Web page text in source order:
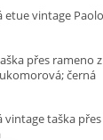
etue vintage
přes rameno
černá
vintage taška